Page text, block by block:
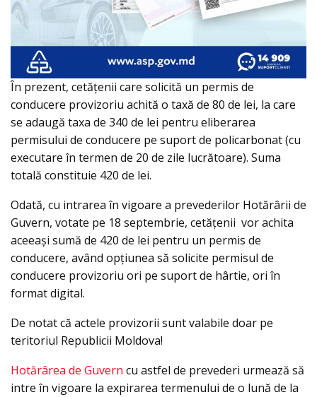
În prezent, cetățenii care solicită un permis de
conducere provizoriu achită o taxă de 80 de lei, la care
se adaugă taxa de 340 de lei pentru eliberarea
permisului de conducere pe suport de policarbonat (cu
executare în termen de 20 de zile lucrătoare). Suma
totală constituie 420 de lei.
Odată, cu intrarea în vigoare a prevederilor Hotărârii de
Guvern, votate pe 18 septembrie, cetățenii vor achita
aceeași sumă de 420 de lei pentru un permis de
conducere, având opțiunea să solicite permisul de
conducere provizoriu ori pe suport de hârtie, ori în
format digital.
De notat că actele provizorii sunt valabile doar pe
teritoriul Republicii Moldova!
Hotărârea de Guvern cu astfel de prevederi urmează să
intre în vigoare la expirarea termenului de o lună de la